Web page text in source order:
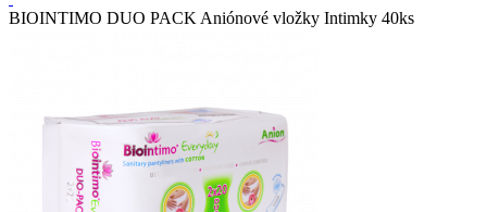
BIOINTIMO DUO PACK Aniónové vložky Intimky 40ks